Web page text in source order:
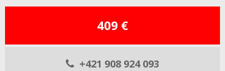
409 €
+421 908 924 093